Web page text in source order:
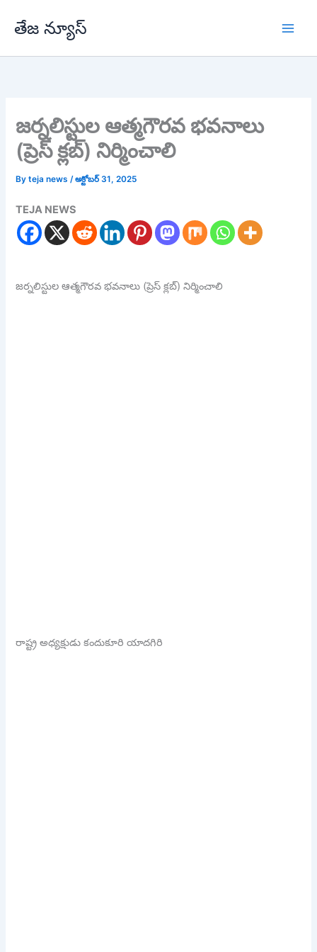
తేజ న్యూస్
జర్నలిస్టుల ఆత్మగౌరవ భవనాలు
(ప్రెస్ క్లబ్) నిర్మించాలి
Byteja news/అక్టోబర్ 31, 2025
TEJA NEWS
జర్నలిస్టుల ఆత్మగౌరవ భవనాలు (ప్రెస్ క్లబ్) నిర్మించాలి
రాష్ట్ర అధ్యక్షుడు కందుకూరి యాదగిరి